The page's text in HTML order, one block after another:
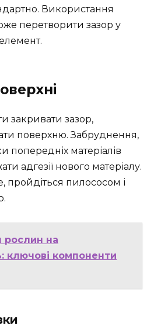
Використання
перетворити зазор у
закривати зазор,
поверхню. Забруднення,
попередніх матеріалів
адгезії нового матеріалу.
пройдіться пилососом і
рослин на
ключові компоненти